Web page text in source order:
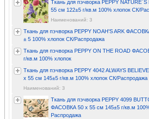
Ткань для пэчворка PEPPY
55 см 122±5 г/кв.м 100% хлопок СК/
Наименований: 3
Ткань для пэчворка PEPPY NOAH'S ARK
± 5 100% хлопок СК/Распродажа
Ткань для пэчворка PEPPY ON THE ROAD
г/кв.м 100% хлопок
Ткань для пэчворка PEPPY 4042 ALWAYS
x 55 см 145±5 г/кв.м 100% хлопок СК/Распродажа
Наименований: 3
Ткань для пэчворка PEPPY 4099
ФАСОВКА 50 x 55 см 145±5 г/кв.м
Распродажа